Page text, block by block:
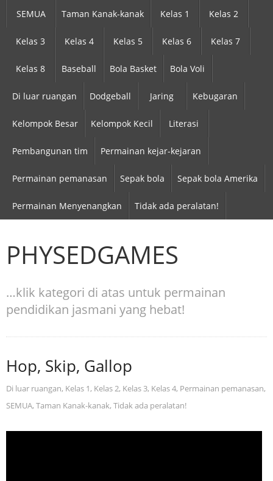
SEMUA Taman Kanak-kanak Kelas 1 Kelas 2
Kelas 3 Kelas 4 Kelas 5 Kelas 6 Kelas 7
Kelas 8 Baseball Bola Basket Bola Voli
Di luar ruangan Dodgeball Jaring Kebugaran
Kelompok Besar Kelompok Kecil Literasi
Pembangunan tim Permainan kejar-kejaran
Permainan pemanasan Sepak bola Sepak bola Amerika
Permainan Menyenangkan Tidak ada peralatan!
PHYSEDGAMES
…klik kategori di atas untuk permainan
pendidikan jasmani yang hebat!
Hop, Skip, Gallop
Di luar ruangan, Kelas 1, Kelas 2, Kelas 3, Kelas 4, Permainan pemanasan,
SEMUA, Taman Kanak-kanak, Tidak ada peralatan!